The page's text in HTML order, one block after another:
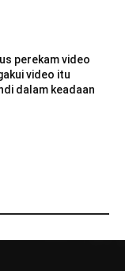
perekam video
video itu
dalam keadaan